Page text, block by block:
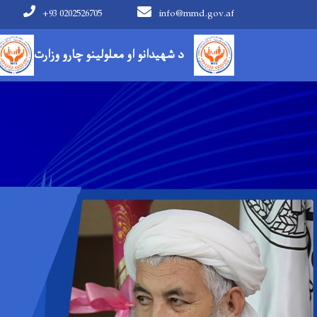
info@mmd.gov.af
+93 0202526705
د شهیدانو او معلولینو چارو وزارت
Main navigation